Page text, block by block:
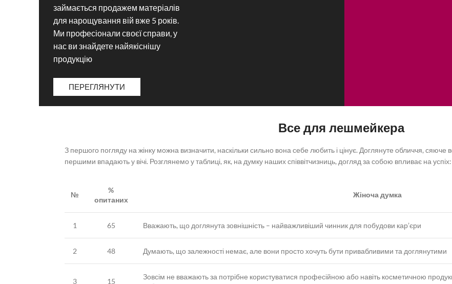
займається продажем матеріалів
для нарощування вій вже 5 років.
Ми професіонали своєї справи, у
нас ви знайдете найякіснішу
продукцію
ПЕРЕГЛЯНУТИ
Все для лешмейкера
З першого погляду на жінку можна визначити, наскільки сильно вона себе любить і цінує. Доглянуте обличчя, сяюче
першими впадають у вічі. Розглянемо у таблиці, як, на думку наших співвітчизниць, догляд за собою впливає на успіх:
№
%
опитаних
Жіноча думка
1 65 Вважають, що доглянута зовнішність – найважливіший чинник для побудови кар’єри
2 48 Думають, що залежності немає, але вони просто хочуть бути привабливими та доглянутими
3 15
Зовсім не вважають за потрібне користуватися професійною або навіть косметичною